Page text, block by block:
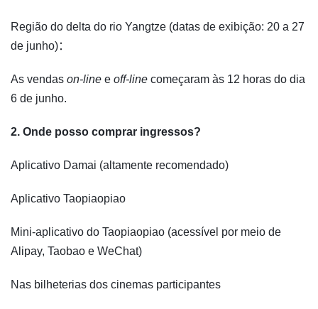
Região do delta do rio Yangtze (datas de exibição: 20 a 27
de junho)：
As vendas on-line e off-line começaram às 12 horas do dia
6 de junho.
2. Onde posso comprar ingressos?
Aplicativo Damai (altamente recomendado)
Aplicativo Taopiaopiao
Mini-aplicativo do Taopiaopiao (acessível por meio de
Alipay, Taobao e WeChat)
Nas bilheterias dos cinemas participantes